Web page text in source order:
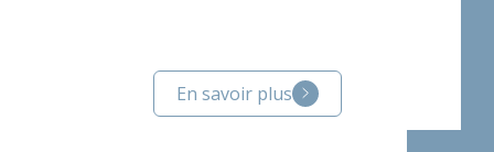
En savoir plus